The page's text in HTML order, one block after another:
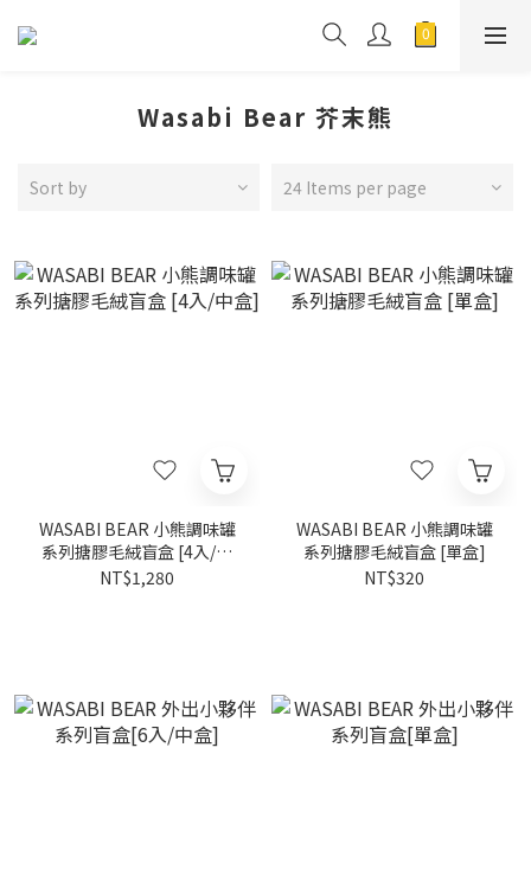
Wasabi Bear 芥末熊
Sort by 24 Items per page
WASABI BEAR 小熊調味罐
系列搪膠毛絨盲盒 [4入/中
盒]
NT$1,280
WASABI BEAR 小熊調味罐
系列搪膠毛絨盲盒 [單盒]
NT$320